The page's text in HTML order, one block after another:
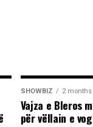
SHOWBIZ 2 months
Vajza e Bleros
për vëllain e